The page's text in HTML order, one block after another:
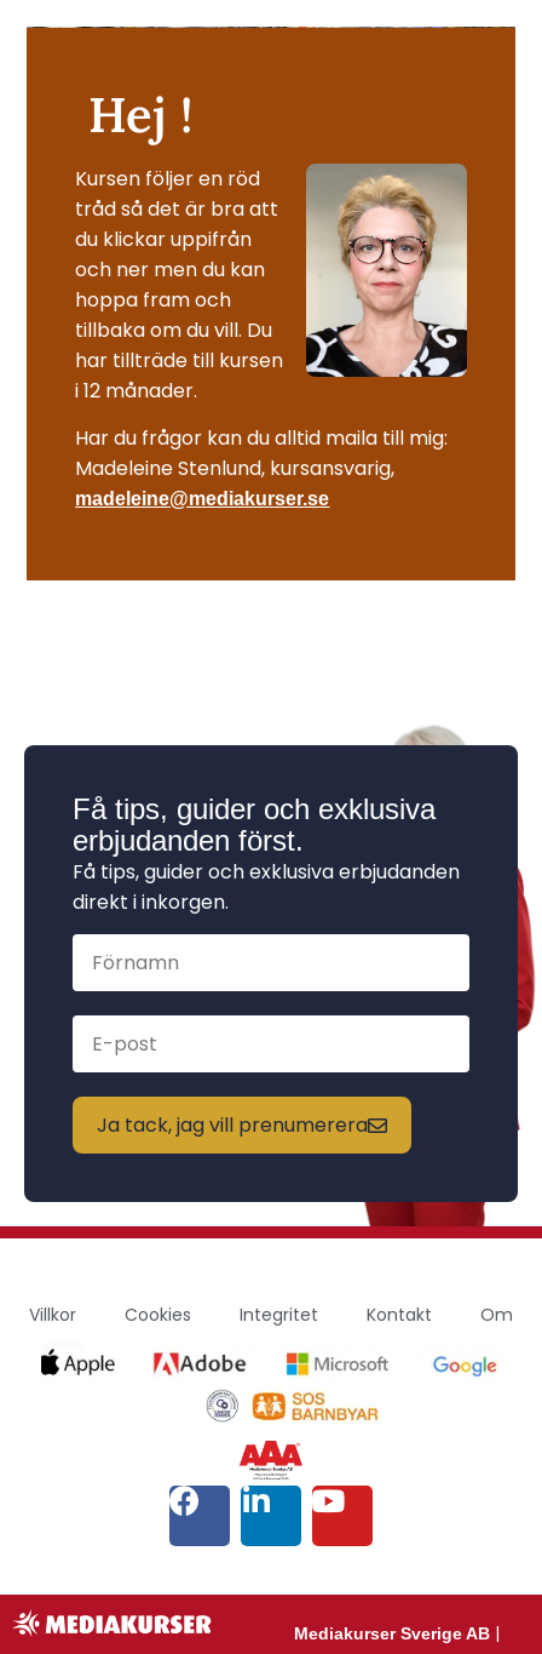
Hej !
Kursen följer en röd
tråd så det är bra att
du klickar uppifrån
och ner men du kan
hoppa fram och
tillbaka om du vill. Du
har tillträde till kursen
i 12 månader.
Har du frågor kan du alltid maila till mig:
Madeleine Stenlund, kursansvarig,
madeleine@mediakurser.se
Få tips, guider och exklusiva
erbjudanden först.
Få tips, guider och exklusiva erbjudanden
direkt i inkorgen.
Ja tack, jag vill prenumerera
Villkor Cookies Integritet Kontakt Om
Mediakurser Sverige AB |